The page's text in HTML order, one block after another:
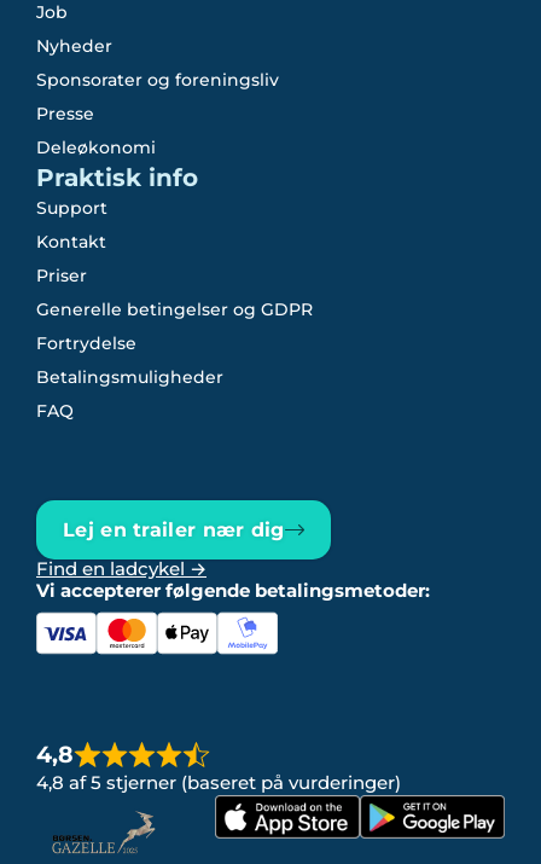
Job
Nyheder
Sponsorater og foreningsliv
Presse
Deleøkonomi
Praktisk info
Support
Kontakt
Priser
Generelle betingelser og GDPR
Fortrydelse
Betalingsmuligheder
FAQ
Lej en trailer nær dig
Find en ladcykel →
Vi accepterer følgende betalingsmetoder:
4,8
4,8 af 5 stjerner (baseret på vurderinger)